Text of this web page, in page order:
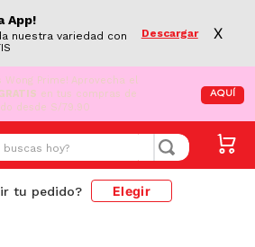
App!
nuestra variedad con
Descargar X
Wong Prime! Aprovecha el
en tus compras de
desde S/79.90
AQUÍ
hoy?
tu pedido? Elegir